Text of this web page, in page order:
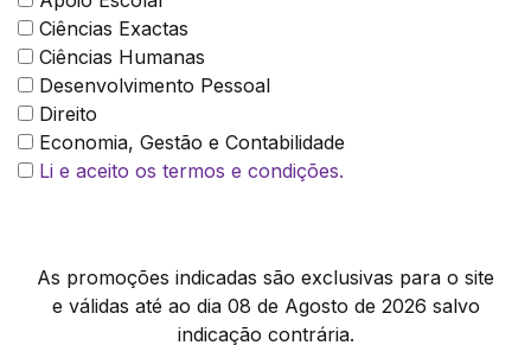
Ciências Exactas
Ciências Humanas
Desenvolvimento Pessoal
Direito
Economia, Gestão e Contabilidade
Li e aceito os termos e condições.
As promoções indicadas são exclusivas para o site
e válidas até ao dia 08 de Agosto de 2026 salvo
indicação contrária.